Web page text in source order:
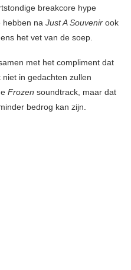
breakcore hype
hebben na Just A Souvenir ook
het vet van de soep.
met het compliment dat
in gedachten zullen
Frozen soundtrack, maar dat
bedrog kan zijn.